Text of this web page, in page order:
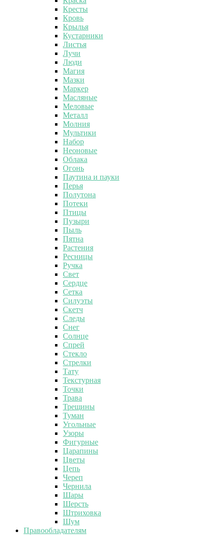
Кресты
Кровь
Крылья
Кустарники
Листья
Лучи
Люди
Магия
Мазки
Маркер
Масляные
Меловые
Металл
Молния
Мультики
Набор
Неоновые
Облака
Огонь
Паутина и пауки
Перья
Полутона
Потеки
Птицы
Пузыри
Пыль
Пятна
Растения
Ресницы
Ручка
Свет
Сердце
Сетка
Силуэты
Скетч
Следы
Снег
Солнце
Спрей
Стекло
Стрелки
Тату
Текстурная
Точки
Трава
Трещины
Туман
Угольные
Узоры
Фигурные
Царапины
Цветы
Цепь
Череп
Чернила
Шары
Шерсть
Штриховка
Шум
Правообладателям